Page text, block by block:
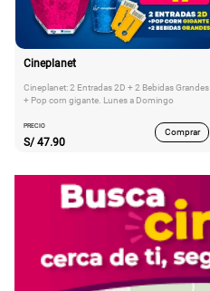
Cineplanet
Cineplanet: 2 Entradas 2D + 2 Bebidas Grandes
+ Pop corn gigante. Lunes a Domingo
PRECIO
S/ 47.90
Comprar